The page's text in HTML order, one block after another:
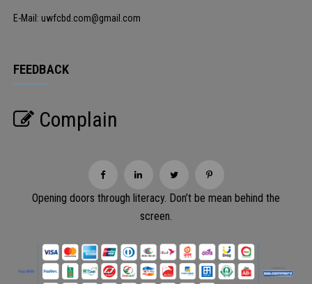
E-Mail: uwfcbd.com@gmail.com
FEEDBACK
Complain
Opening doors through literacy. Don’t be mean behind the
screen.